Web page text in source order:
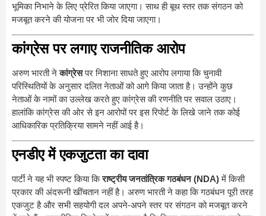
भूमिका निभाने के लिए प्रेरित किया जाएगा। साथ ही बूथ स्तर तक संगठन को
मजबूत करने की योजना पर भी जोर दिया जाएगा।
कांग्रेस पर लगाए राजनीतिक आरोप
अरुण भारती नेकांग्रेसपर निशाना साधते हुए आरोप लगाया कि चुनावी
परिस्थितियों के अनुसार दलित नेताओं को आगे किया जाता है। उन्होंने कुछ
नेताओं के नामों का उल्लेख करते हुए कांग्रेस की रणनीति पर सवाल उठाए।
हालांकि कांग्रेस की ओर से इन आरोपों पर इस रिपोर्ट के लिखे जाने तक कोई
आधिकारिक प्रतिक्रिया सामने नहीं आई है।
एनडीए में एकजुटता का दावा
पार्टी ने यह भी स्पष्ट किया किराष्ट्रीय जनतांत्रिक गठबंधन (NDA)में किसी
प्रकार की अंदरूनी खींचतान नहीं है। अरुण भारती ने कहा कि गठबंधन पूरी तरह
एकजुट है और सभी सहयोगी दल अपने-अपने स्तर पर संगठन को मजबूत करने